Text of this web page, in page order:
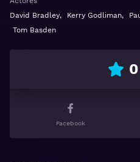
David Bradley, Kerry Godliman,
Tom Basden
0
Facebook